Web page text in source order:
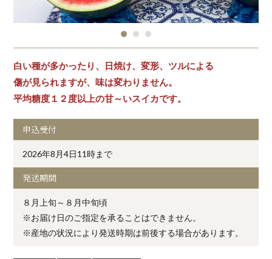
白い種が多かったり、日焼け、変形、ツルによる
傷が見られますが、味は変わりません。
平均糖度１２度以上の甘～いスイカです。
申込受付
2026年8月4日11時まで
発送期間
８月上旬～８月中旬頃
※お届け日のご指定を承ることはできません。
※産地の状況により発送時期は前後する場合があります。